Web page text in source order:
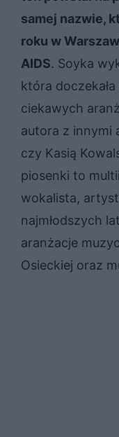
samej nazwie,
roku w
AIDS. Soyka
która
ciekawych
autora z innymi
czy Kasią
piosenki to
wokalista,
najmłodszych
aranżacje
Osieckiej oraz